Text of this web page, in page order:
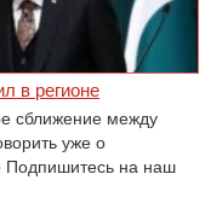
в регионе
сближение между
уже о
Подпишитесь на наш